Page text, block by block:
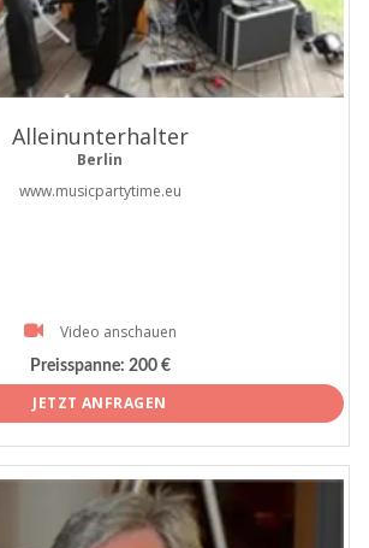
Alleinunterhalter
Berlin
www.musicpartytime.eu
Video anschauen
Preisspanne: 200 €
JETZT ANFRAGEN